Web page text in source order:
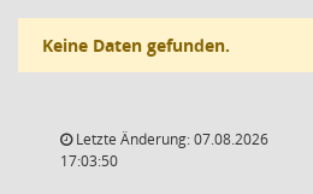
Keine Daten gefunden.
Letzte Änderung: 07.08.2026
17:03:50